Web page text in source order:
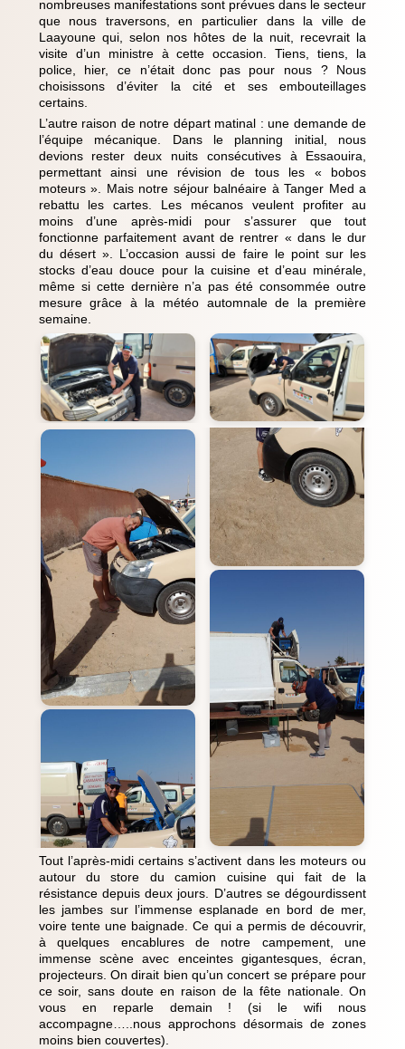
nombreuses manifestations sont prévues dans le secteur
que nous traversons, en particulier dans la ville de
Laayoune qui, selon nos hôtes de la nuit, recevrait la
visite d’un ministre à cette occasion. Tiens, tiens, la
police, hier, ce n’était donc pas pour nous ? Nous
choisissons d’éviter la cité et ses embouteillages
certains.
L’autre raison de notre départ matinal : une demande de
l’équipe mécanique. Dans le planning initial, nous
devions rester deux nuits consécutives à Essaouira,
permettant ainsi une révision de tous les « bobos
moteurs ». Mais notre séjour balnéaire à Tanger Med a
rebattu les cartes. Les mécanos veulent profiter au
moins d’une après-midi pour s’assurer que tout
fonctionne parfaitement avant de rentrer « dans le dur
du désert ». L’occasion aussi de faire le point sur les
stocks d’eau douce pour la cuisine et d’eau minérale,
même si cette dernière n’a pas été consommée outre
mesure grâce à la météo automnale de la première
semaine.
Tout l’après-midi certains s’activent dans les moteurs ou
autour du store du camion cuisine qui fait de la
résistance depuis deux jours. D’autres se dégourdissent
les jambes sur l’immense esplanade en bord de mer,
voire tente une baignade. Ce qui a permis de découvrir,
à quelques encablures de notre campement, une
immense scène avec enceintes gigantesques, écran,
projecteurs. On dirait bien qu’un concert se prépare pour
ce soir, sans doute en raison de la fête nationale. On
vous en reparle demain ! (si le wifi nous
accompagne…..nous approchons désormais de zones
moins bien couvertes).